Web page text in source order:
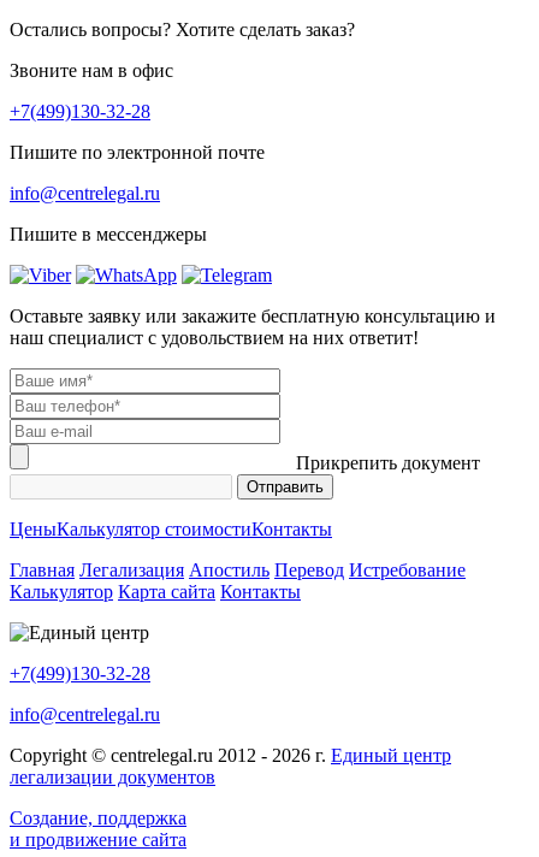
Остались вопросы? Хотите сделать заказ?
Звоните нам в офис
+7(499)130-32-28
Пишите по электронной почте
info@centrelegal.ru
Пишите в мессенджеры
Оставьте заявку или закажите бесплатную консультацию и
наш специалист с удовольствием на них ответит!
Прикрепить документ
ЦеныКалькулятор стоимостиКонтакты
Главная Легализация Апостиль Перевод Истребование
Калькулятор Карта сайта Контакты
+7(499)130-32-28
info@centrelegal.ru
Copyright © centrelegal.ru 2012 - 2026 г. Единый центр
легализации документов
Создание, поддержка
и продвижение сайта